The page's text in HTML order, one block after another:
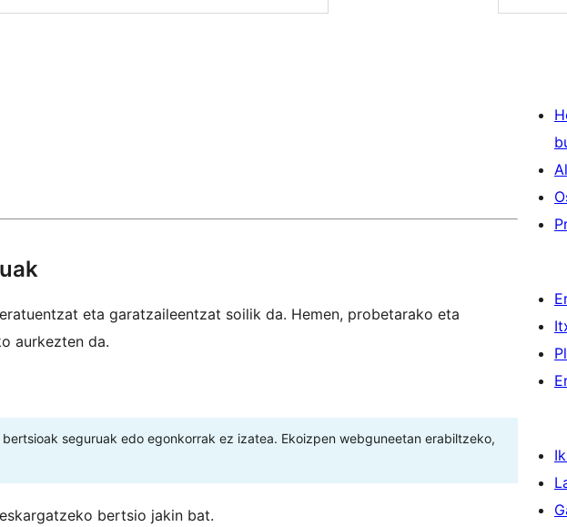
eta garatzaileentzat soilik da. Hemen, probetarako eta
aurkezten da.
seguruak edo egonkorrak ez izatea. Ekoizpen webguneetan erabiltzeko,
bertsio jakin bat.